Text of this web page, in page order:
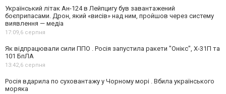
Український літак Ан-124 в Лейпцигу був завантажений
боєприпасами. Дрон, який «висів» над ним, пройшов через систему
виявлення — медіа
17:09,6 серпня
Як відпрацювали сили ППО . Росія запустила ракети "Онікс", Х-31П та
101 БпЛА
13:42,6 серпня
Росія вдарила по суховантажу у Чорному морі . Вбила українського
моряка